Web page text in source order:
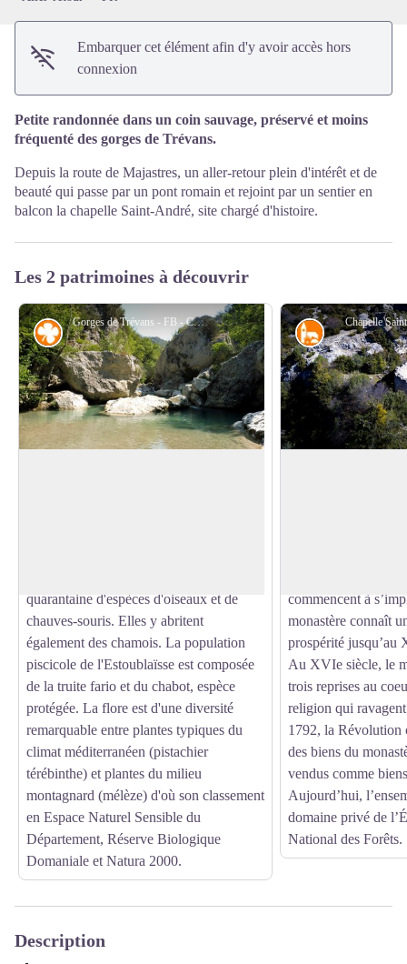
Embarquer cet élément afin d'y avoir accès hors
connexion
Petite randonnée dans un coin sauvage, préservé et moins
fréquenté des gorges de Trévans.
Depuis la route de Majastres, un aller-retour plein d'intérêt et de
beauté qui passe par un pont romain et rejoint par un sentier en
balcon la chapelle Saint-André, site chargé d'histoire.
Les 2 patrimoines à découvrir
Gorges de Trévans - FB - CD Alpes de Haute-Provence
Flore
quarantaine d'espèces d'oiseaux et de
chauves-souris. Elles y abritent
également des chamois. La population
piscicole de l'Estoublaïsse est composée
de la truite fario et du chabot, espèce
protégée. La flore est d'une diversité
remarquable entre plantes typiques du
climat méditerranéen (pistachier
térébinthe) et plantes du milieu
montagnard (mélèze) d'où son classement
en Espace Naturel Sensible du
Département, Réserve Biologique
Domaniale et Natura 2000.
Chapelle
Petit
commencent à
monastère connaît
prospérité jusqu’au
Au XVIe siècle, le
trois reprises au
religion qui
1792, la Révolution
des biens du
vendus comme
Aujourd’hui,
domaine privé de
National des Forêts.
Description